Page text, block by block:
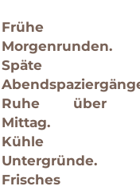
Frühe
Morgenrunden.
Späte
Ruhe über
Mittag.
Kühle
Untergründe.
Frisches